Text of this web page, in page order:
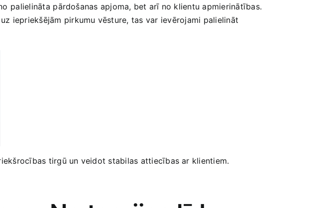
palielināta ⁢pārdošanas apjoma, bet arī ​no klientu apmierinātības.
iepriekšējām pirkumu vēsture, tas var ievērojami ⁢palielināt
tirgū un veidot stabilas attiecības ar klientiem.